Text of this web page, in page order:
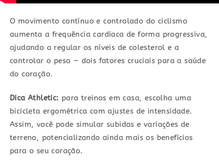
O movimento contínuo e controlado do ciclismo
aumenta a frequência cardíaca de forma progressiva,
ajudando a regular os níveis de colesterol e a
controlar o peso — dois fatores cruciais para a saúde
do coração.
Dica Athletic: para treinos em casa, escolha uma
bicicleta ergométrica com ajustes de intensidade.
Assim, você pode simular subidas e variações de
terreno, potencializando ainda mais os benefícios
para o seu coração.